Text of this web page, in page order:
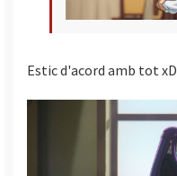
Estic d'acord amb tot xD